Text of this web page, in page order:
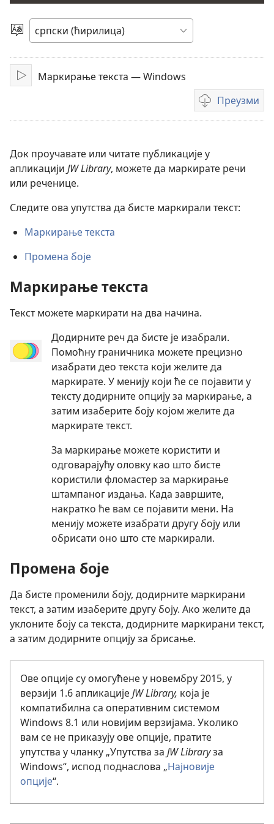
филм
Изаберите
језик
Покрени
Маркирање текста — Windows
Преузми
Формати
за
видео-
садржаја
Док проучавате или читате публикације у
апликацији JW Library, можете да маркирате речи
или реченице.
Следите ова упутства да бисте маркирали текст:
Маркирање текста
Промена боје
Маркирање текста
Текст можете маркирати на два начина.
Додирните реч да бисте је изабрали.
Помоћну граничника можете прецизно
изабрати део текста који желите да
маркирате. У менију који ће се појавити у
тексту додирните опцију за маркирање, а
затим изаберите боју којом желите да
маркирате текст.
За маркирање можете користити и
одговарајућу оловку као што бисте
користили фломастер за маркирање
штампаног издања. Када завршите,
накратко ће вам се појавити мени. На
менију можете изабрати другу боју или
обрисати оно што сте маркирали.
Промена боје
Да бисте променили боју, додирните маркирани
текст, а затим изаберите другу боју. Ако желите да
уклоните боју са текста, додирните маркирани текст,
а затим додирните опцију за брисање.
Ове опције су омогућене у новембру 2015, у
верзији 1.6 апликације JW Library, која је
компатибилна са оперативним системом
Windows 8.1 или новијим верзијама. Уколико
вам се не приказују ове опције, пратите
упутства у чланку „Упутства за JW Libraryза
Windows“, испод поднаслова „Најновије
опције“.